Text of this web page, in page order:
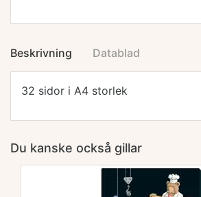
Beskrivning Datablad
32 sidor i A4 storlek
Du kanske också gillar